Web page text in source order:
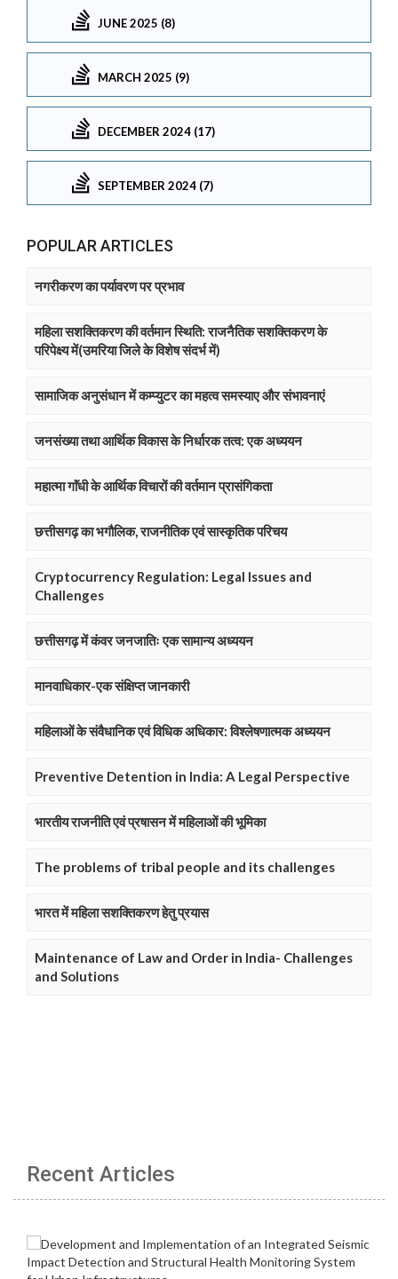
JUNE 2025 (8)
MARCH 2025 (9)
DECEMBER 2024 (17)
SEPTEMBER 2024 (7)
POPULAR ARTICLES
नगरीकरण का पर्यावरण पर प्रभाव
महिला सशक्तिकरण की वर्तमान स्थिति: राजनैतिक सशक्तिकरण के
परिपेक्ष्य में(उमरिया जिले के विशेष संदर्भ में)
सामाजिक अनुसंधान में कम्प्युटर का महत्व समस्याए और संभावनाएं
जनसंख्या तथा आर्थिक विकास के निर्धारक तत्व: एक अध्ययन
महात्मा गाॅंधी के आर्थिक विचारों की वर्तमान प्रासंगिकता
छत्तीसगढ़ का भगौलिक, राजनीतिक एवं सास्कृतिक परिचय
Cryptocurrency Regulation: Legal Issues and
Challenges
छत्तीसगढ़ में कंवर जनजातिः एक सामान्य अध्ययन
मानवाधिकार-एक संक्षिप्त जानकारी
महिलाओं के संवैधानिक एवं विधिक अधिकार: विश्लेषणात्मक अध्ययन
Preventive Detention in India: A Legal Perspective
भारतीय राजनीति एवं प्रषासन में महिलाओं की भूमिका
The problems of tribal people and its challenges
भारत में महिला सशक्तिकरण हेतु प्रयास
Maintenance of Law and Order in India- Challenges
and Solutions
Recent Articles